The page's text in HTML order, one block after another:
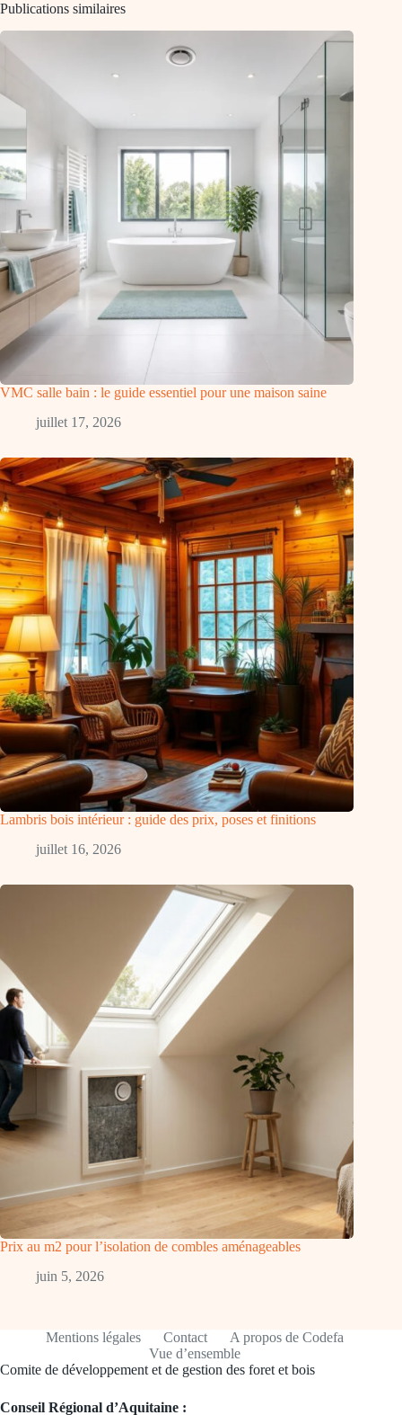
Publications similaires
VMC salle bain : le guide essentiel pour une maison saine
juillet 17, 2026
Lambris bois intérieur : guide des prix, poses et finitions
juillet 16, 2026
Prix au m2 pour l’isolation de combles aménageables
juin 5, 2026
Mentions légales Contact
A propos de Codefa
Vue d’ensemble
Comite de développement et de gestion des foret et bois
Conseil Régional d’Aquitaine :